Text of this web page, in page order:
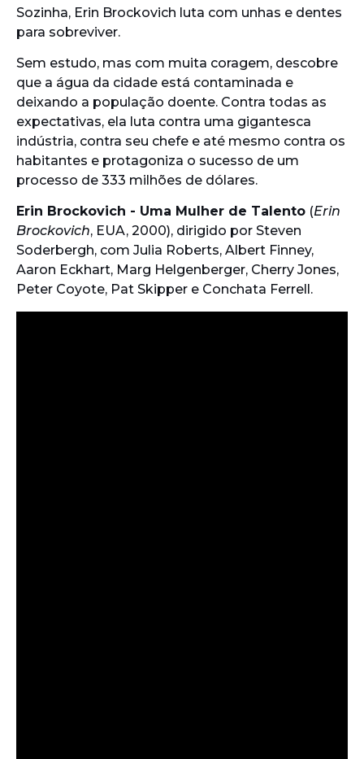
Sozinha, Erin Brockovich luta com unhas e dentes
para sobreviver.
Sem estudo, mas com muita coragem, descobre
que a água da cidade está contaminada e
deixando a população doente. Contra todas as
expectativas, ela luta contra uma gigantesca
indústria, contra seu chefe e até mesmo contra os
habitantes e protagoniza o sucesso de um
processo de 333 milhões de dólares.
Erin Brockovich - Uma Mulher de Talento (Erin
Brockovich, EUA, 2000), dirigido por Steven
Soderbergh, com Julia Roberts, Albert Finney,
Aaron Eckhart, Marg Helgenberger, Cherry Jones,
Peter Coyote, Pat Skipper e Conchata Ferrell.